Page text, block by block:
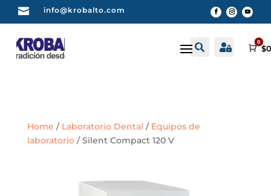
 info@krobalto.com
 Buscar
 Cuenta
0
$
Home / Laboratorio Dental / Equipos de
laboratorio/ Silent Compact 120 V